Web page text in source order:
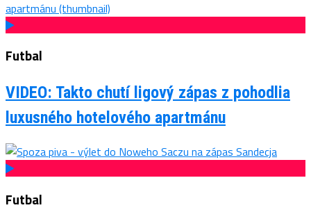
Futbal
VIDEO: Takto chutí ligový zápas z pohodlia
luxusného hotelového apartmánu
Futbal